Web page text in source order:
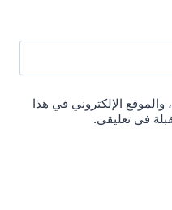
الإلكتروني في هذا
في تعليقي.